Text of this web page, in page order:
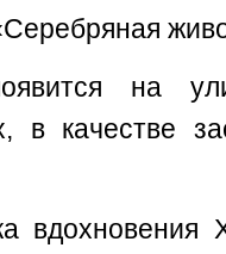
на
в качестве
вдохновения